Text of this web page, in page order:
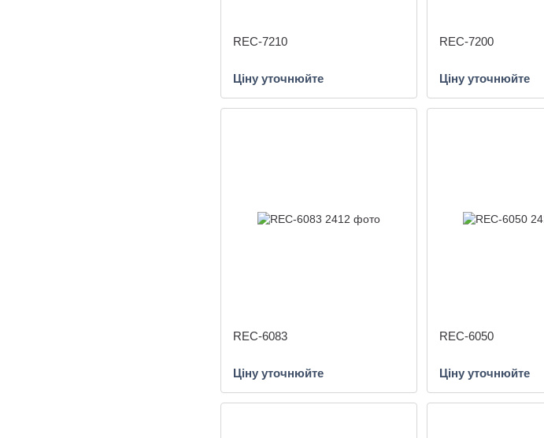
REC-7210
Ціну уточнюйте
REC-7200
Ціну уточнюйте
REC-6083
Ціну уточнюйте
REC-6050
Ціну уточнюйте